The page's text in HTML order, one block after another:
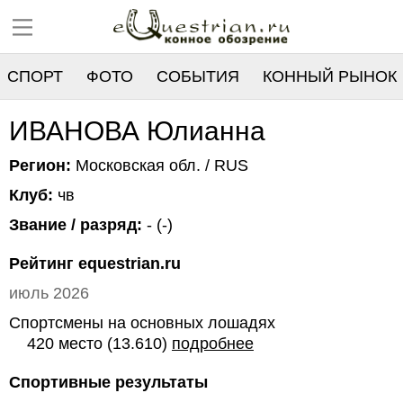
СПОРТ ФОТО СОБЫТИЯ КОННЫЙ РЫНОК
РЕЕСТР
ИВАНОВА Юлианна
Регион: Московская обл. / RUS
Клуб: чв
Звание / разряд: - (-)
Рейтинг equestrian.ru
июль 2026
Спортсмены на основных лошадях
420 место (13.610) подробнее
Спортивные результаты